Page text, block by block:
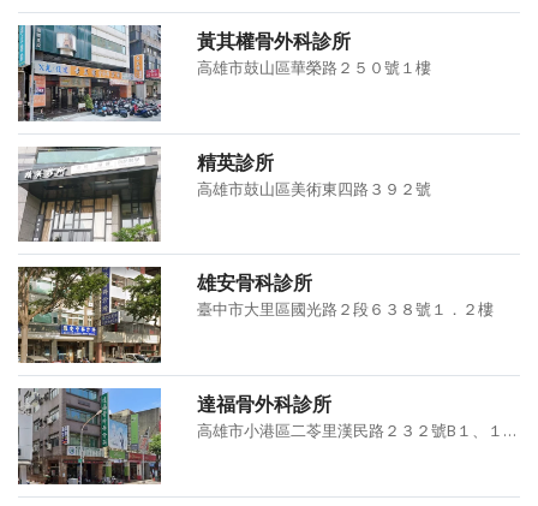
黃其權骨外科診所
高雄市鼓山區華榮路２５０號１樓
精英診所
高雄市鼓山區美術東四路３９２號
雄安骨科診所
臺中市大里區國光路２段６３８號１．２樓
達福骨外科診所
高雄市小港區二苓里漢民路２３２號B１、１、２樓